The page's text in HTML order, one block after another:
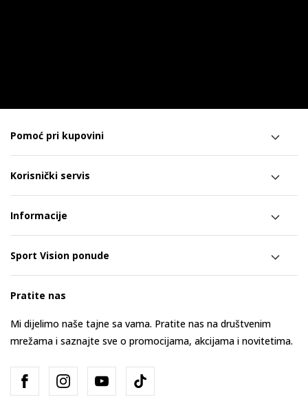
Pomoć pri kupovini
Korisnički servis
Informacije
Sport Vision ponude
Pratite nas
Mi dijelimo naše tajne sa vama. Pratite nas na društvenim
mrežama i saznajte sve o promocijama, akcijama i novitetima.